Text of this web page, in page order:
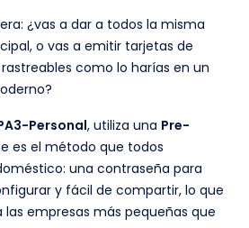
¿vas a dar a todos la misma
o vas a emitir tarjetas de
como lo harías en un
Personal, utiliza una Pre-
es el método que todos
una contraseña para
y fácil de compartir, lo que
empresas más pequeñas que